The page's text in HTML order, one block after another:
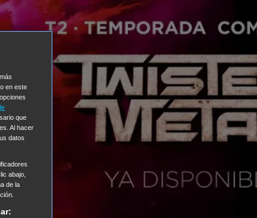
en este
opciones
que
Al hacer
datos
abajo,
de la